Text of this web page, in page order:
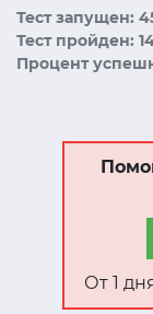
Тест запущен:
Тест пройден:
Процент
От 1